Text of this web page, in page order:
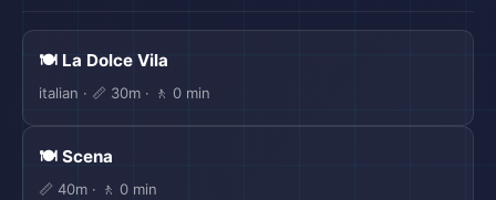
🎒
🍽️ La Dolce Vila
italian · 📏 30m · 🚶 0 min
🍽️ Scena
📏 40m · 🚶 0 min